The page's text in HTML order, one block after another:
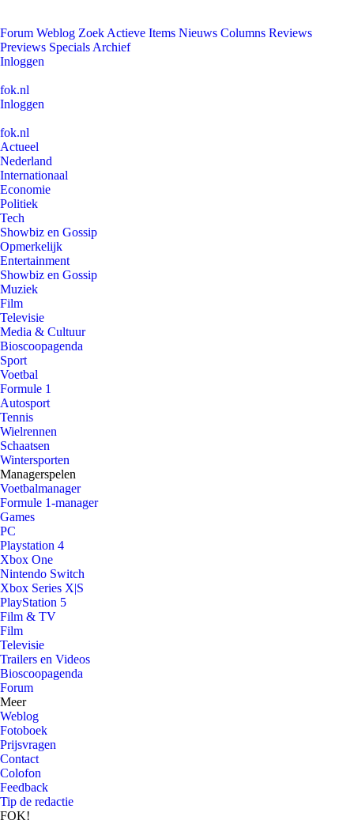
Forum Weblog Zoek Actieve Items Nieuws Columns Reviews
Previews Specials Archief
Inloggen
fok.nl
Inloggen
fok.nl
Actueel
Nederland
Internationaal
Economie
Politiek
Tech
Showbiz en Gossip
Opmerkelijk
Entertainment
Showbiz en Gossip
Muziek
Film
Televisie
Media & Cultuur
Bioscoopagenda
Sport
Voetbal
Formule 1
Autosport
Tennis
Wielrennen
Schaatsen
Wintersporten
Managerspelen
Voetbalmanager
Formule 1-manager
Games
PC
Playstation 4
Xbox One
Nintendo Switch
Xbox Series X|S
PlayStation 5
Film & TV
Film
Televisie
Trailers en Videos
Bioscoopagenda
Forum
Meer
Weblog
Fotoboek
Prijsvragen
Contact
Colofon
Feedback
Tip de redactie
FOK!